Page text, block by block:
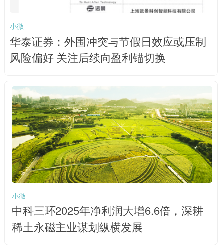
小微
华泰证券：外围冲突与节假日效应或压制
风险偏好 关注后续向盈利锚切换
小微
中科三环2025年净利润大增6.6倍，深耕
稀土永磁主业谋划纵横发展